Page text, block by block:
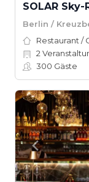
SOLAR
Berlin /
Restaurant /
2
300 Gäste